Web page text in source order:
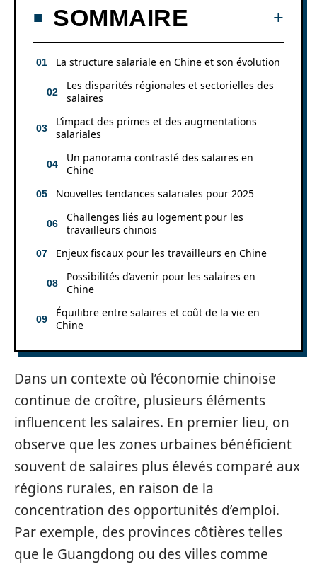
SOMMAIRE
La structure salariale en Chine et son évolution
Les disparités régionales et sectorielles des
salaires
L’impact des primes et des augmentations
salariales
Un panorama contrasté des salaires en
Chine
Nouvelles tendances salariales pour 2025
Challenges liés au logement pour les
travailleurs chinois
Enjeux fiscaux pour les travailleurs en Chine
Possibilités d’avenir pour les salaires en
Chine
Équilibre entre salaires et coût de la vie en
Chine
Dans un contexte où l’économie chinoise
continue de croître, plusieurs éléments
influencent les salaires. En premier lieu, on
observe que les zones urbaines bénéficient
souvent de salaires plus élevés comparé aux
régions rurales, en raison de la
concentration des opportunités d’emploi.
Par exemple, des provinces côtières telles
que le Guangdong ou des villes comme